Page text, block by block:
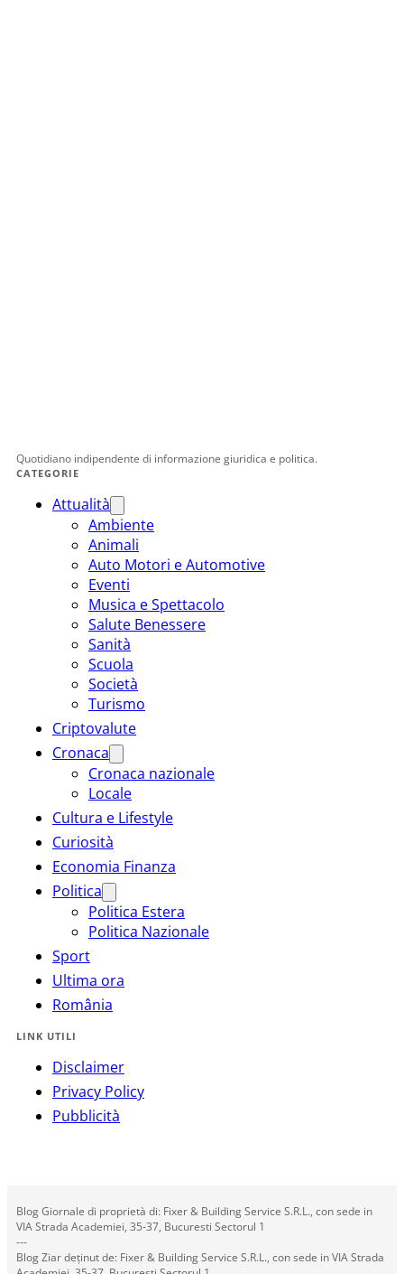
Quotidiano indipendente di informazione giuridica e politica.
CATEGORIE
Attualità
Ambiente
Animali
Auto Motori e Automotive
Eventi
Musica e Spettacolo
Salute Benessere
Sanità
Scuola
Società
Turismo
Criptovalute
Cronaca
Cronaca nazionale
Locale
Cultura e Lifestyle
Curiosità
Economia Finanza
Politica
Politica Estera
Politica Nazionale
Sport
Ultima ora
România
LINK UTILI
Disclaimer
Privacy Policy
Pubblicità
Blog Giornale di proprietà di: Fixer & Building Service S.R.L., con sede in
VIA Strada Academiei, 35-37, Bucuresti Sectorul 1
---
Blog Ziar deținut de: Fixer & Building Service S.R.L., con sede in VIA Strada